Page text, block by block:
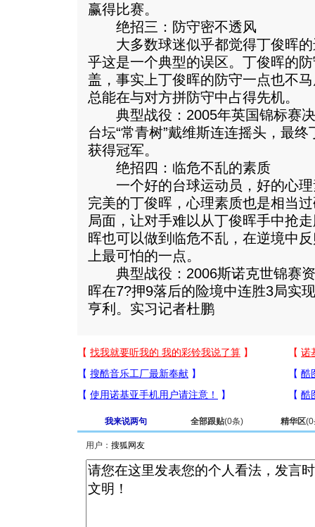
赢得比赛。
绝招三：防守密不透风
大多数球迷似乎都觉得丁俊晖的
乎这是一个典型的误区。丁俊晖的
盖，事实上丁俊晖的防守一点也不
总能在与对方拼防守中占得先机。
典型战役：2005年英国锦标赛决
台坛“常青树”戴维斯连连摇头，最
获得冠军。
绝招四：临危不乱的素质
一个好的台球运动员，好的心理
完美的丁俊晖，心理素质也是相当
局面，让对手难以从丁俊晖手中抢
晖也可以做到临危不乱，在逆境中
上最可怕的一点。
典型战役：2006斯诺克世锦赛资
晖在7?押9落后的险境中连胜3局实
亨利。实习记者杜鹏
我来说两句 全部跟贴(0条) 精华区(0
用户：